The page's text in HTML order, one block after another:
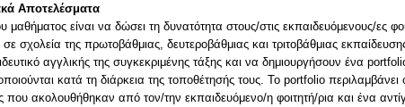
Αποτελέσματα
μαθήματος είναι να δώσει τη δυνατότητα στους/στις εκπαιδευόμενους/ες
σχολεία της πρωτοβάθμιας, δευτεροβάθμιας και τριτοβάθμιας
αγγλικής της συγκεκριμένης τάξης και να δημιουργήσουν ένα
κατά τη διάρκεια της τοποθέτησής τους. Το portfolio
που ακολουθήθηκαν από τον/την εκπαιδευόμενο/η φοιτητή/ρια και ένα